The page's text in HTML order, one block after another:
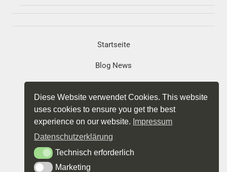
Startseite
Blog News
Projekte
Datenschutz
Diese Website verwendet Cookies. This website
uses cookies to ensure you get the best
experience on our website. Impressum
Datenschutzerklärung
Technisch erforderlich
Technisch erforderlich
MarketingMarketing